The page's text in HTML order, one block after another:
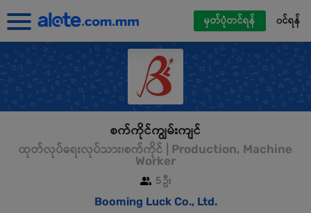
မှတ်ပုံတင်ရန် ၀င်ရန်
စက်ကိုင်ကျွမ်းကျင်
ထုတ်လုပ်ရေးလုပ်သား၊စက်ကိုင် | Production, Machine
Worker
5 ဦး
Booming Luck Co., Ltd.